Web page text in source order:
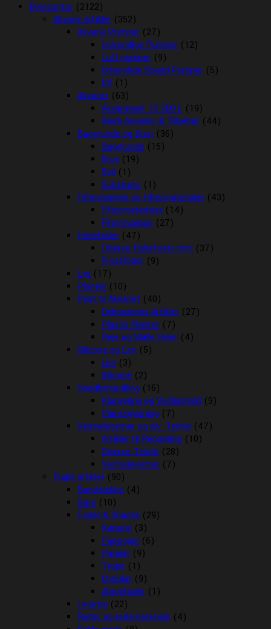
Dyrecenter (2122)
Akvarie artikler (352)
Akvarie Pumper (27)
Indvendige Pumper (12)
Luft pumper (9)
Udvendige Spand Pumper (5)
UV (1)
Akvarier (63)
Akvariesæt 10-260 L (19)
Biorb Akvarier & Tilbehør (44)
Baggrunde og Sten (36)
Baggrunde (15)
Grus (19)
Soil (1)
Substrate (1)
Filtersvampe og Filtermaterialer (43)
Filtermaterialer (14)
Filtersvampe (27)
Fiskefoder (47)
Diverse Fiskefoder mm (37)
Frostfoder (9)
Lys (17)
Planter (10)
Pynt til Akvariet (40)
Dekorations Artikler (27)
Plastik Planter (7)
Reje og Malle Huler (4)
Silicone og Lim (5)
Lim (3)
Silicone (2)
Vandbehandling (16)
Klargøring og Vedligehold (9)
Plantegødning (7)
Varmelegemer og div. Teknik (47)
Artikler til Rengøring (10)
Diverse Teknik (28)
Varmelegemer (7)
Fugle artikler (90)
Bunddække (4)
Bure (10)
Foder & Snacks (29)
Kanarie (3)
Papegøje (6)
Parakit (9)
Trope (1)
Undulat (9)
Æggefoder (1)
Legetøj (22)
Reder og redemateriale (4)